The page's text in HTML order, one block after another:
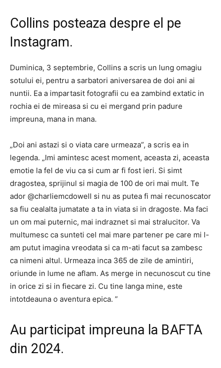
Collins posteaza despre el pe
Instagram.
Duminica, 3 septembrie, Collins a scris un lung omagiu
sotului ei, pentru a sarbatori aniversarea de doi ani ai
nuntii. Ea a impartasit fotografii cu ea zambind extatic in
rochia ei de mireasa si cu ei mergand prin padure
impreuna, mana in mana.
„Doi ani astazi si o viata care urmeaza”, a scris ea in
legenda. „Imi amintesc acest moment, aceasta zi, aceasta
emotie la fel de viu ca si cum ar fi fost ieri. Si simt
dragostea, sprijinul si magia de 100 de ori mai mult. Te
ador @charliemcdowell si nu as putea fi mai recunoscator
sa fiu cealalta jumatate a ta in viata si in dragoste. Ma faci
un om mai puternic, mai indraznet si mai stralucitor. Va
multumesc ca sunteti cel mai mare partener pe care mi l-
am putut imagina vreodata si ca m-ati facut sa zambesc
ca nimeni altul. Urmeaza inca 365 de zile de amintiri,
oriunde in lume ne aflam. As merge in necunoscut cu tine
in orice zi si in fiecare zi. Cu tine langa mine, este
intotdeauna o aventura epica. ”
Au participat impreuna la BAFTA
din 2024.